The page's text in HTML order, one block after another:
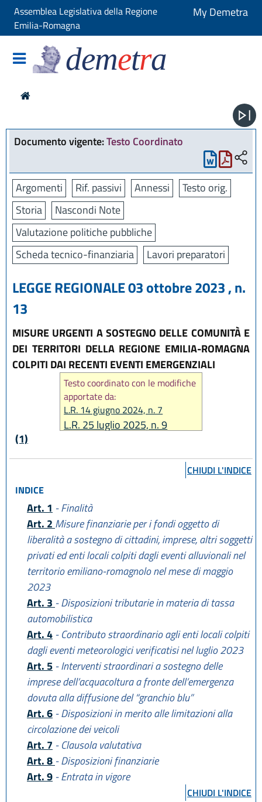
Assemblea Legislativa della Regione
Emilia-Romagna
My Demetra
demetra
Documento vigente:Testo Coordinato
Argomenti Rif. passivi Annessi
Testo orig.
Storia
Nascondi Note
Valutazione politiche pubbliche
Scheda tecnico-finanziaria
Lavori preparatori
LEGGE REGIONALE 03 ottobre 2023 , n.
13
MISURE URGENTI A SOSTEGNO DELLE COMUNITÀ E
DEI TERRITORI DELLA REGIONE EMILIA-ROMAGNA
COLPITI DAI RECENTI EVENTI EMERGENZIALI
Testo coordinato con le modifiche
apportate da:
L.R. 14 giugno 2024, n. 7
L.R. 25 luglio 2025, n. 9
(1)
CHIUDI L'INDICE
INDICE
Art. 1 - Finalità
Art. 2 Misure finanziarie per i fondi oggetto di
liberalità a sostegno di cittadini, imprese, altri soggetti
privati ed enti locali colpiti dagli eventi alluvionali nel
territorio emiliano-romagnolo nel mese di maggio
2023
Art. 3 - Disposizioni tributarie in materia di tassa
automobilistica
Art. 4 - Contributo straordinario agli enti locali colpiti
dagli eventi meteorologici verificatisi nel luglio 2023
Art. 5 - Interventi straordinari a sostegno delle
imprese dell’acquacoltura a fronte dell’emergenza
dovuta alla diffusione del “granchio blu”
Art. 6 - Disposizioni in merito alle limitazioni alla
circolazione dei veicoli
Art. 7 - Clausola valutativa
Art. 8 - Disposizioni finanziarie
Art. 9 - Entrata in vigore
CHIUDI L'INDICE